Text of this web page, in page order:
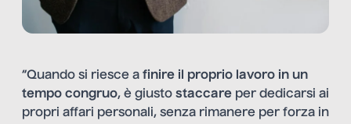
“Quando si riesce a finire il proprio lavoro in un
tempo congruo, è giusto staccare per dedicarsi ai
propri affari personali, senza rimanere per forza in